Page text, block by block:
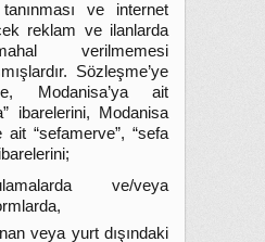
ve internet
reklam ve ilanlarda
verilmemesi
Sözleşme’ye
Modanisa’ya ait
ibarelerini, Modanisa
ait “sefamerve”, “sefa
ve/veya
veya yurt dışındaki